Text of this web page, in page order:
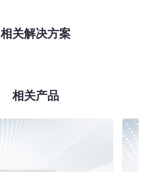
相关解决方案
相关产品